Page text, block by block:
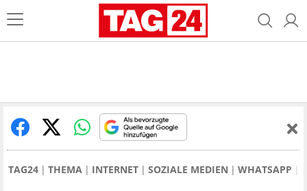
TAG24 THEMA INTERNET SOZIALE MEDIEN WHATSAPP